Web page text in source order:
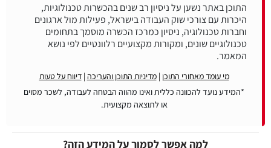
התוכן באתר נשען על ניסיון רב שנים בהכשרות טכנולוגיות,
היכרות עם צורכי שוק העבודה בישראל, פעילות מול ארגונים
וחברות טכנולוגיה, ניסיון כמרכז הכשרה מוסמך בתחומים
טכנולוגיים שונים, ומקורות מקצועיים רלוונטיים לפי נושא
המאמר.
מי עומד מאחורי התוכן |מדיניות התוכן והעריכה |דיווח על טעות
*המידע נועד להכוונה כללית ואינו מהווה הבטחה לעבודה, לשכר מסוים
או לתוצאה מקצועית.
למה אפשר לסמוך על המידע הזה?